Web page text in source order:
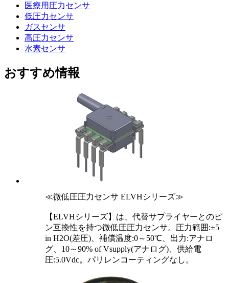
医療用圧力センサ
低圧力センサ
ガスセンサ
高圧力センサ
水素センサ
おすすめ情報
≪微低圧圧力センサ ELVHシリーズ≫
【ELVHシリーズ】は、代替サプライヤーとのピ
ン互換性を持つ微低圧圧力センサ。圧力範囲:±5
in H2O(差圧)、補償温度:0～50℃、出力:アナロ
グ、10～90% of Vsupply(アナログ)、供給電
圧:5.0Vdc。パリレンコーティングなし。